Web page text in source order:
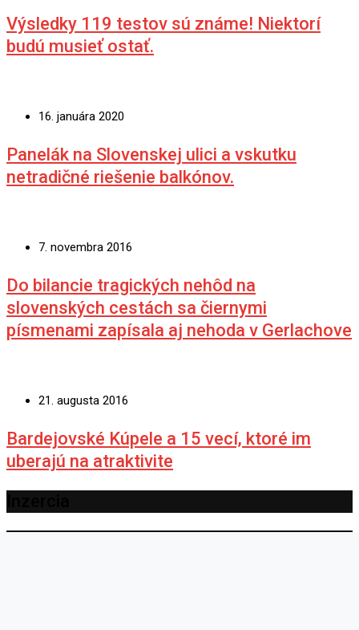
Výsledky 119 testov sú známe! Niektorí
budú musieť ostať.
16. januára 2020
Panelák na Slovenskej ulici a vskutku
netradičné riešenie balkónov.
7. novembra 2016
Do bilancie tragických nehôd na
slovenských cestách sa čiernymi
písmenami zapísala aj nehoda v Gerlachove
21. augusta 2016
Bardejovské Kúpele a 15 vecí, ktoré im
uberajú na atraktivite